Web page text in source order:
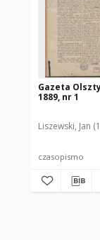
Gazeta
1889, nr 1
Liszewski, Jan
czasopismo